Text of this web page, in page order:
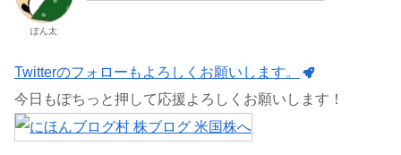
ぽん太
Twitterのフォローもよろしくお願いします。
今日もぽちっと押して応援よろしくお願いします！